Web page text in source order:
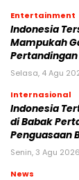
Entertainment
Indonesia
Mampukah
Selasa, 4 Agu
Internasional
Indonesia
di Babak
Penguasaan
Senin, 3 Agu
News